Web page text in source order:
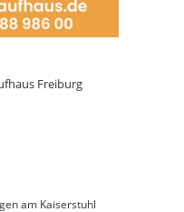
Freiburg
am Kaiserstuhl